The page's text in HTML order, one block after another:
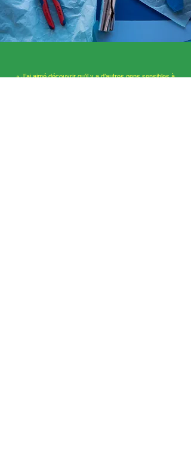
« J’ai aimé découvrir qu’il y a d’autres gens sensibles à